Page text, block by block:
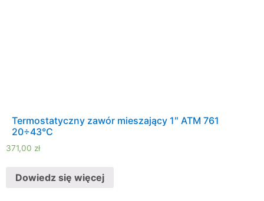
Termostatyczny zawór mieszający 1″ ATM 761
20÷43°C
371,00 zł
Dowiedz się więcej